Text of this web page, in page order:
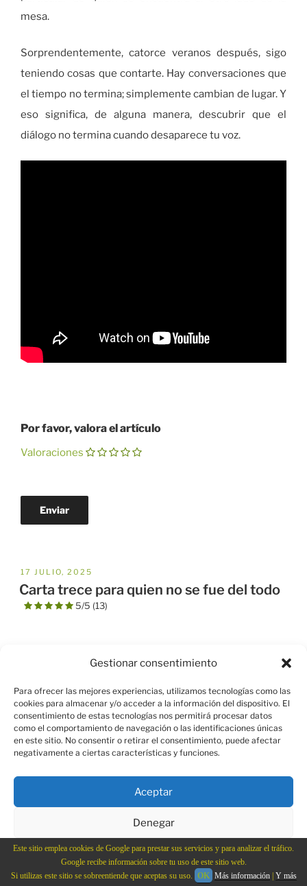
Gestionar consentimiento
Para ofrecer las mejores experiencias, utilizamos tecnologías como las
cookies para almacenar y/o acceder a la información del dispositivo. El
consentimiento de estas tecnologías nos permitirá procesar datos
como el comportamiento de navegación o las identificaciones únicas
en este sitio. No consentir o retirar el consentimiento, puede afectar
negativamente a ciertas características y funciones.
Aceptar
Denegar
Ver preferencias
mesa.
Sorprendentemente, catorce veranos después, sigo
teniendo cosas que contarte. Hay conversaciones que
el tiempo no termina; simplemente cambian de lugar. Y
eso significa, de alguna manera, descubrir que el
diálogo no termina cuando desaparece tu voz.
Por favor, valora el artículo
Valoraciones
PUBLICADO
EL
17 JULIO, 2025
Carta trece para quien no se fue del todo
5/5 (13)
Este sitio emplea cookies de Google para prestar sus servicios y para analizar el tráfico.
Google recibe información sobre tu uso de este sitio web.
Si utilizas este sitio se sobreentiende que aceptas su uso. OK Más información| Y más